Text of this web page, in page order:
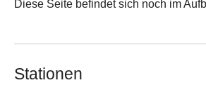
Diese Seite befindet sich noch im
Stationen